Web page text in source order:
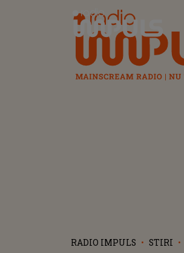
Radio Impuls
RADIO IMPULS STIRI